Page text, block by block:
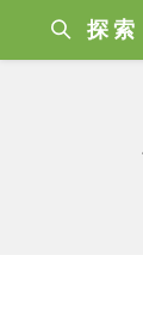
探索